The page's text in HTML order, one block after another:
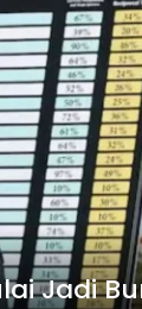
Jadi